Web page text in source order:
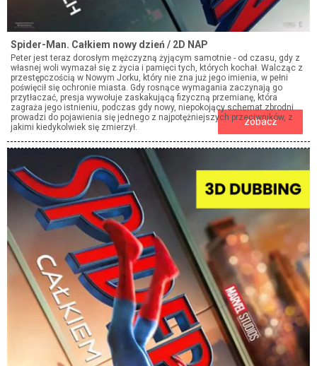
Spider-Man. Całkiem nowy dzień / 2D NAP
Peter jest teraz dorosłym mężczyzną żyjącym samotnie - od czasu, gdy z
własnej woli wymazał się z życia i pamięci tych, których kochał. Walcząc z
przestępczością w Nowym Jorku, który nie zna już jego imienia, w pełni
poświęcił się ochronie miasta. Gdy rosnące wymagania zaczynają go
przytłaczać, presja wywołuje zaskakującą fizyczną przemianę, która
zagraża jego istnieniu, podczas gdy nowy, niepokojący schemat zbrodni
prowadzi do pojawienia się jednego z najpotężniejszych przeciwników, z
jakimi kiedykolwiek się zmierzył.
zobacz